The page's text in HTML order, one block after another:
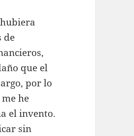
de
que el
por lo
he
el invento.
sin